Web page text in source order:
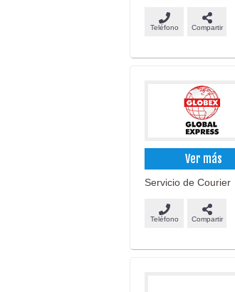
Teléfono Compartir
Ver más
Servicio de Courier
Teléfono Compartir